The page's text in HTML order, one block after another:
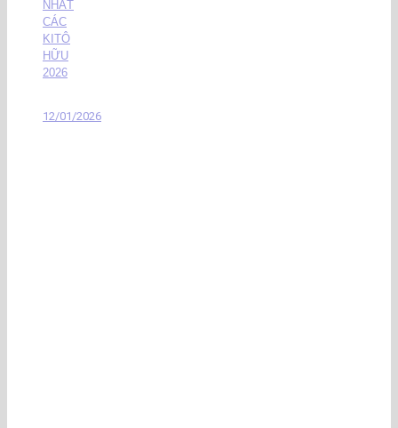
NHẤT
CÁC
KITÔ
HỮU
2026
12/01/2026